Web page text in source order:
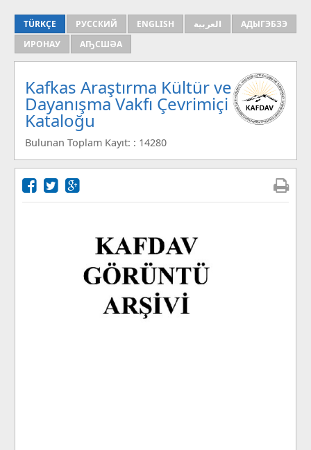
TÜRKÇE РУССКИЙ ENGLISH العربية
АДЫГЭБЗЭ
ИРОНАУ
АҦСШӘА
Kafkas Araştırma Kültür ve
Dayanışma Vakfı Çevrimiçi
Kataloğu
Bulunan Toplam Kayıt: : 14280